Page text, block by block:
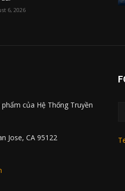
6, 2026
phẩm của Hệ Thống Truyền
Jose, CA 95122